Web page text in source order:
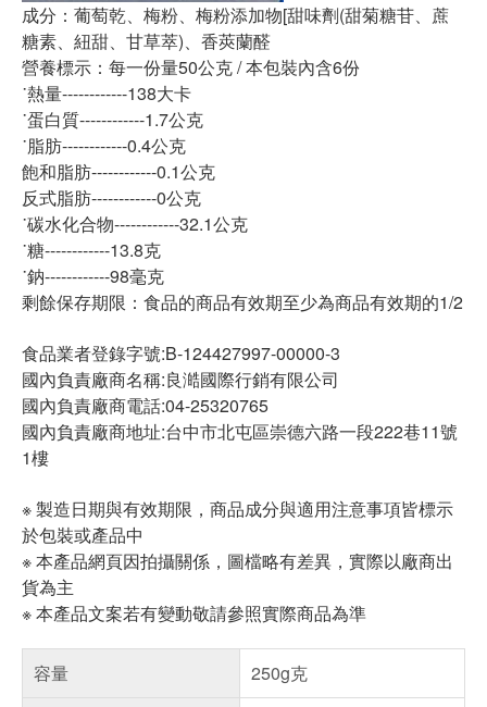
成分：葡萄乾、梅粉、梅粉添加物[甜味劑(甜菊糖苷、蔗
糖素、紐甜、甘草萃)、香莢蘭醛
營養標示：每一份量50公克 / 本包裝內含6份
˙熱量------------138大卡
˙蛋白質------------1.7公克
˙脂肪------------0.4公克
飽和脂肪------------0.1公克
反式脂肪------------0公克
˙碳水化合物------------32.1公克
˙糖------------13.8克
˙鈉------------98毫克
剩餘保存期限：食品的商品有效期至少為商品有效期的1/2
食品業者登錄字號:B-124427997-00000-3
國內負責廠商名稱:良澔國際行銷有限公司
國內負責廠商電話:04-25320765
國內負責廠商地址:台中市北屯區崇德六路一段222巷11號
1樓
※ 製造日期與有效期限，商品成分與適用注意事項皆標示
於包裝或產品中
※ 本產品網頁因拍攝關係，圖檔略有差異，實際以廠商出
貨為主
※ 本產品文案若有變動敬請參照實際商品為準
容量
250g克